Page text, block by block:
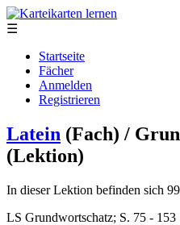
☰
Startseite
Fächer
Anmelden
Registrieren
Latein (Fach) /
(Lektion)
In dieser Lektion befinden sich
LS Grundwortschatz; S. 75 - 153